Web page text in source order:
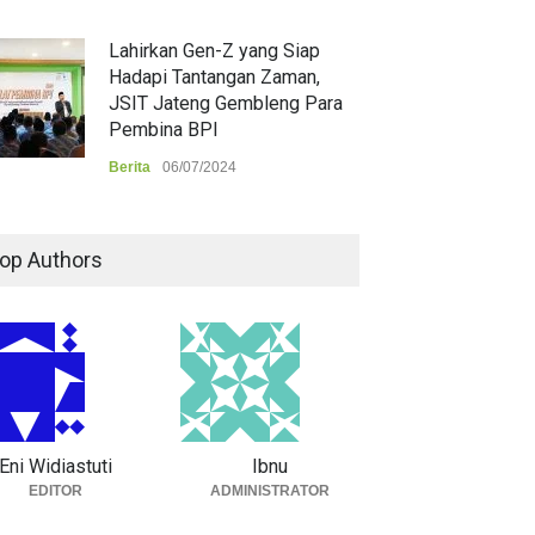
Lahirkan Gen-Z yang Siap
Hadapi Tantangan Zaman,
JSIT Jateng Gembleng Para
Pembina BPI
Berita 06/07/2024
Authors
Widiastuti
EDITOR
Ibnu
ADMINISTRATOR